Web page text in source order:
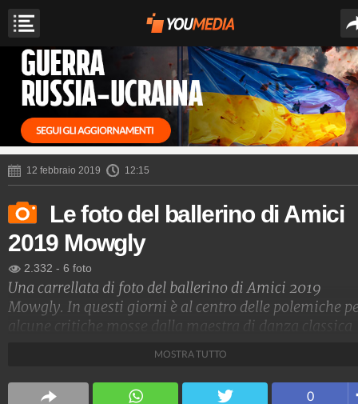
12 febbraio 2019 12:15
Le foto del ballerino di Amici
2019 Mowgly
2.332 - 6 foto
Una carrellata di foto del ballerino di Amici 2019
Mowgly. In questi giorni è al centro delle polemiche
alcune critiche mosse dalla maestra di danza classica
Spettacolo Fanpage
4.053.405.189 9.455 video 76.076 foto
MOSTRA TUTTO
0